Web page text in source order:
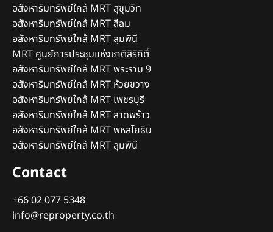
อสังหาริมทรัพย์ใกล้ MRT สุขุมวิท
อสังหาริมทรัพย์ใกล้ MRT สีลม
อสังหาริมทรัพย์ใกล้ MRT ลุมพินี
MRT ศูนย์การประชุมแห่งชาติสิริกิติ์
อสังหาริมทรัพย์ใกล้ MRT พระราม 9
อสังหาริมทรัพย์ใกล้ MRT ห้วยขวาง
อสังหาริมทรัพย์ใกล้ MRT เพชรบุรี
อสังหาริมทรัพย์ใกล้ MRT ลาดพร้าว
อสังหาริมทรัพย์ใกล้ MRT พหลโยธิน
อสังหาริมทรัพย์ใกล้ MRT ลุมพินี
Contact
+66 02 077 5348
info@reproperty.co.th